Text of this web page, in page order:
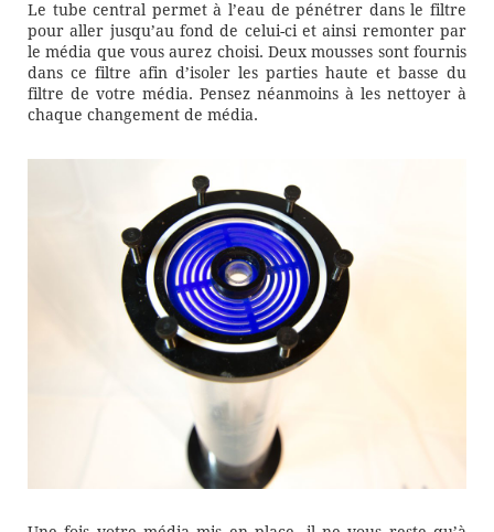
Le tube central permet à l’eau de pénétrer dans le filtre
pour aller jusqu’au fond de celui-ci et ainsi remonter par
le média que vous aurez choisi. Deux mousses sont fournis
dans ce filtre afin d’isoler les parties haute et basse du
filtre de votre média. Pensez néanmoins à les nettoyer à
chaque changement de média.